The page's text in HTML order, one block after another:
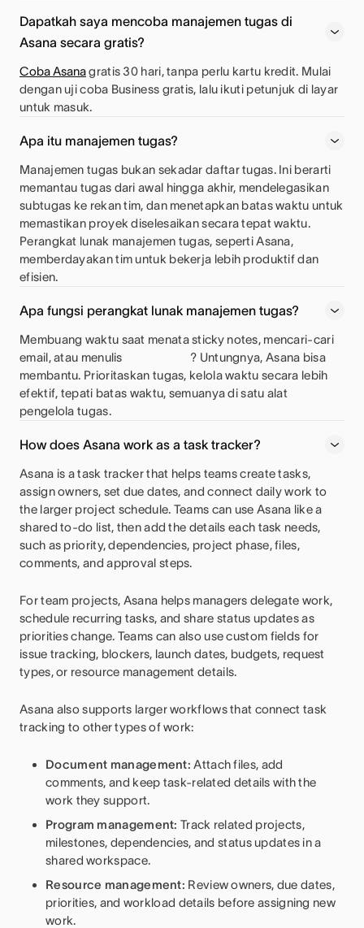
Dapatkah saya mencoba manajemen tugas di
Asana secara gratis?
Coba Asanagratis 30 hari, tanpa perlu kartu kredit. Mulai
dengan uji coba Business gratis, lalu ikuti petunjuk di layar
untuk masuk.
Apa itu manajemen tugas?
Manajemen tugas bukan sekadar daftar tugas. Ini berarti
memantau tugas dari awal hingga akhir, mendelegasikan
subtugas ke rekan tim, dan menetapkan batas waktu untuk
memastikan proyek diselesaikan secara tepat waktu.
Perangkat lunak manajemen tugas, seperti Asana,
memberdayakan tim untuk bekerja lebih produktif dan
efisien.
Apa fungsi perangkat lunak manajemen tugas?
Membuang waktu saat menata sticky notes, mencari-cari
email, atau menulis
? Untungnya, Asana bisa
membantu. Prioritaskan tugas, kelola waktu secara lebih
efektif, tepati batas waktu, semuanya di satu alat
pengelola tugas.
How does Asana work as a task tracker?
Asana is a task tracker that helps teams create tasks,
assign owners, set due dates, and connect daily work to
the larger project schedule. Teams can use Asana like a
shared to-do list, then add the details each task needs,
such as priority, dependencies, project phase, files,
comments, and approval steps.
For team projects, Asana helps managers delegate work,
schedule recurring tasks, and share status updates as
priorities change. Teams can also use custom fields for
issue tracking, blockers, launch dates, budgets, request
types, or resource management details.
Asana also supports larger workflows that connect task
tracking to other types of work:
Document management: Attach files, add
comments, and keep task-related details with the
work they support.
Program management: Track related projects,
milestones, dependencies, and status updates in a
shared workspace.
Resource management: Review owners, due dates,
priorities, and workload details before assigning new
work.